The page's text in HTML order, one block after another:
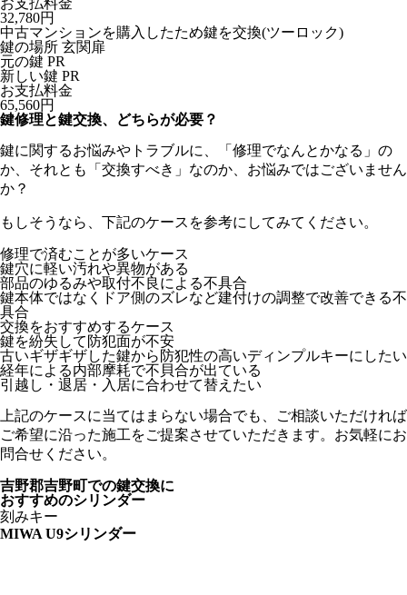
お支払料金
32,780円
中古マンションを購入したため鍵を交換(ツーロック)
鍵の場所 玄関扉
元の鍵 PR
新しい鍵 PR
お支払料金
65,560円
鍵修理と鍵交換、どちらが必要？
鍵に関するお悩みやトラブルに、「修理でなんとかなる」の
か、それとも「交換すべき」なのか、お悩みではございません
か？
もしそうなら、下記のケースを参考にしてみてください。
修理で済むことが多いケース
鍵穴に軽い汚れや異物がある
部品のゆるみや取付不良による不具合
鍵本体ではなくドア側のズレなど建付けの調整で改善できる不
具合
交換をおすすめするケース
鍵を紛失して防犯面が不安
古いギザギザした鍵から防犯性の高いディンプルキーにしたい
経年による内部摩耗で不貝合が出ている
引越し・退居・入居に合わせて替えたい
上記のケースに当てはまらない場合でも、ご相談いただければ
ご希望に沿った施工をご提案させていただきます。お気軽にお
問合せください。
吉野郡吉野町での鍵交換に
おすすめのシリンダー
刻みキー
MIWA U9シリンダー